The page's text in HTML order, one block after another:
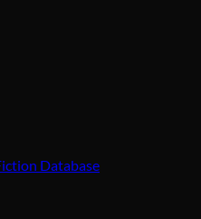
Database